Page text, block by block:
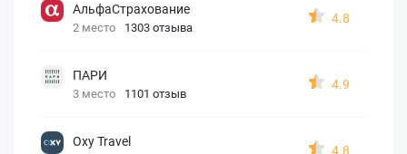
АльфаСтрахование
2 место 1303 отзыва
4.8
ПАРИ
3 место 1101 отзыв
4.9
Oxy Travel
4.8